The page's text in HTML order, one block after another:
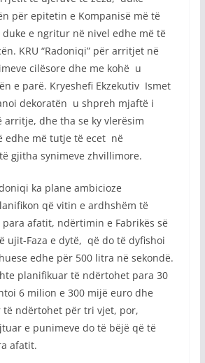
për epitetin e Kompanisë më të
duke e ngritur në nivel edhe më të
KRU “Radoniqi” për arritjet në
cilësore dhe me kohë u
e parë. Kryeshefi Ekzekutiv Ismet
dekoratën u shpreh mjaftë i
arritje, dhe tha se ky vlerësim
edhe më tutje të ecet në
gjitha synimeve zhvillimore.
ka plane ambicioze
që vitin e ardhshëm të
afatit, ndërtimin e Fabrikës së
ujit-Faza e dytë, që do të dyfishoi
edhe për 500 litra në sekondë.
planifikuar të ndërtohet para 30
6 milion e 300 mijë euro dhe
ndërtohet për tri vjet, por,
e punimeve do të bëjë që të
afatit.